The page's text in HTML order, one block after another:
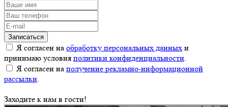
Я согласен на обработку персональных данных и
принимаю условия политики конфиденциальности.
Я согласен на получение рекламно-информационной
рассылки.
Заходите к нам в гости!